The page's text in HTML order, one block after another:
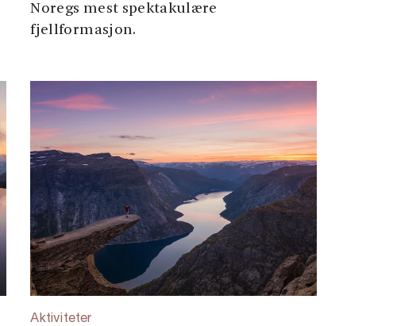
Noregs mest spektakulære
fjellformasjon.
Aktiviteter